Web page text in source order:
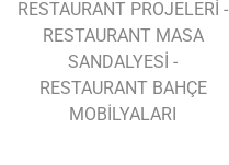
RESTAURANT PROJELERİ -
RESTAURANT MASA
SANDALYESİ -
RESTAURANT BAHÇE
MOBİLYALARI